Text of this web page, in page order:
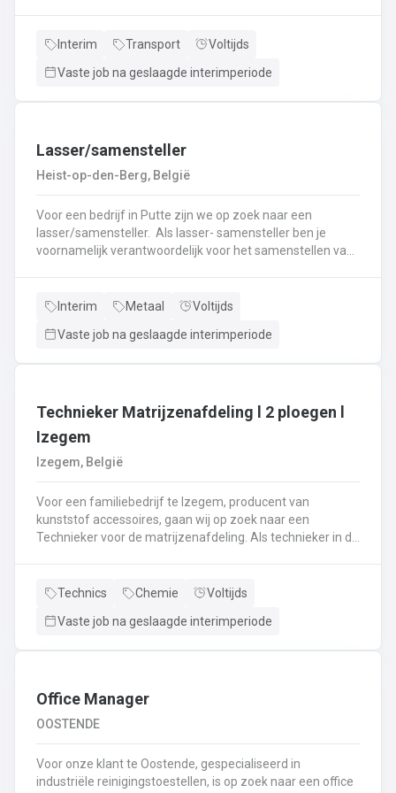
vloeistoffen.Laden en lossen volgens de voorgeschreven
documenten.Naleven van rij- en rusttijden en ADR-
Interim Transport
Voltijds
Vaste job na geslaagde interimperiode
Lasser/samensteller
Heist-op-den-Berg, België
Voor een bedrijf in Putte zijn we op zoek naar een
lasser/samensteller. Als lasser- samensteller ben je
voornamelijk verantwoordelijk voor het samenstellen van
het realiseren van onze projecten.Je werkt samen met
dagelijkse leiding van Atelierverantwoordelijke.
Interim Metaal
Voltijds
Vaste job na geslaagde interimperiode
Technieker Matrijzenafdeling l 2 ploegen l
Izegem
Izegem, België
Voor een familiebedrijf te Izegem, producent van
kunststof accessoires, gaan wij op zoek naar een
Technieker voor de matrijzenafdeling. Als technieker in de
productie en stel je de machines correct in.Bovendien
analyseer je fouten en waar nodig neem je corrigerende
de veiligheidssystemen behoort eveneens tot jouw
de productie en anticipeer je op veranderingen.
Technics Chemie
Voltijds
Vaste job na geslaagde interimperiode
Office Manager
OOSTENDE
Voor onze klant te Oostende, gespecialiseerd in
industriële reinigingstoestellen, is op zoek naar een office